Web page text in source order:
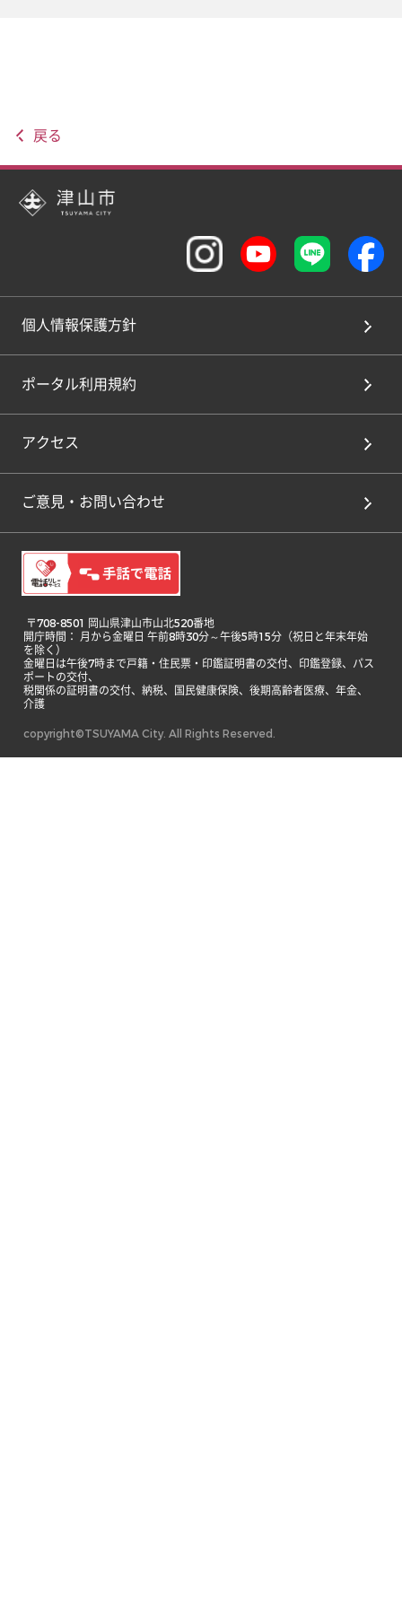
戻る
個人情報保護方針
ポータル利用規約
アクセス
ご意見・お問い合わせ
開庁時間： 月から金曜日 午前8時30分～午後5時15分（祝日と年末年始
を除く）
金曜日は午後7時まで戸籍・住民票・印鑑証明書の交付、印鑑登録、パス
ポートの交付、
税関係の証明書の交付、納税、国民健康保険、後期高齢者医療、年金、
介護
copyright©TSUYAMA City. All Rights Reserved.